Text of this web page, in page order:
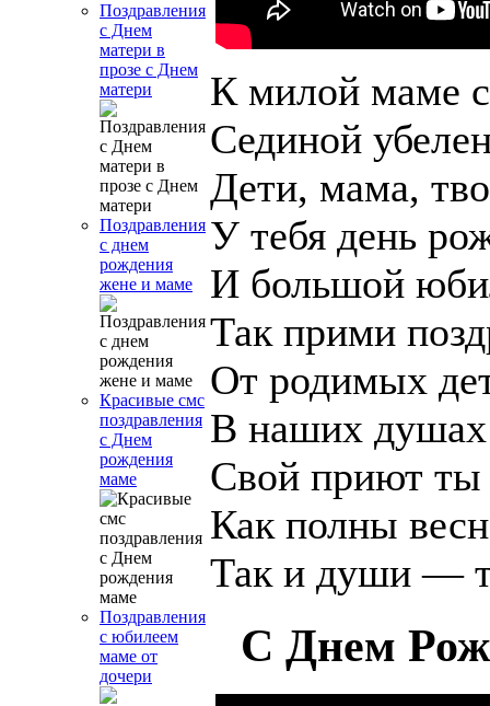
Поздравления
с Днем
матери в
прозе с Днем
матери
Поздравления
с днем
рождения
жене и маме
Красивые смс
поздравления
с Днем
рождения
маме
Поздравления
с юбилеем
маме от
дочери
К милой маме
Сединой
Дети, мама,
У тебя день
И большой
Так прими
От родимых
В наших душах
Свой приют
Как полны
Так и души —
С Днем